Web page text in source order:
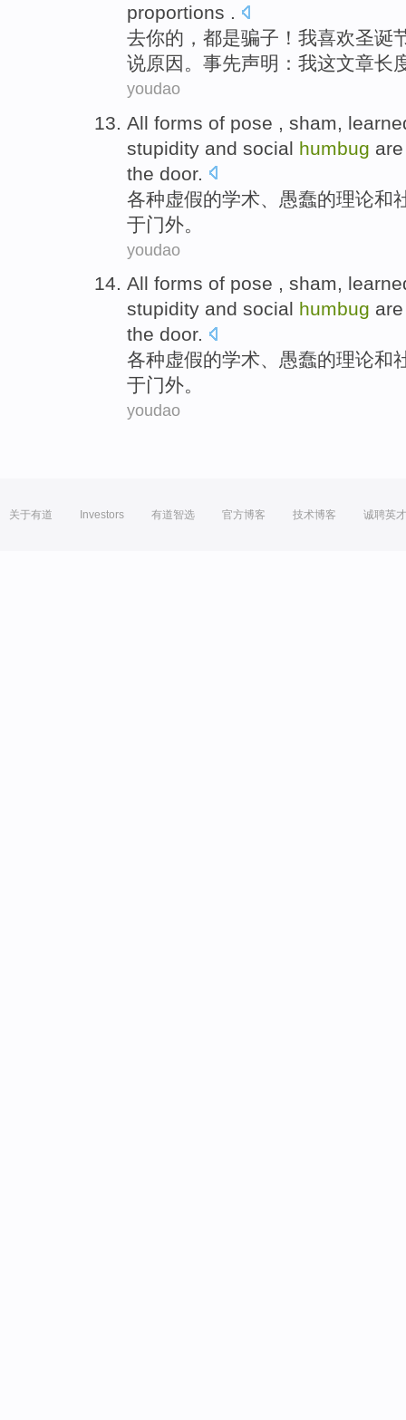
proportions .
去你的，都是骗子 ！ 我喜欢圣诞
说原因 。 事先声明 ：我这文章长
youdao
All forms of pose , sham ,
stupidity and social humbug
the door.
各种虚假的学术 愚蠢的理论和
于门外。
youdao
All forms of pose , sham,
stupidity and social humbug
the door.
各种虚假的学术、 愚蠢的理论和
于门外。
youdao
关于有道 Investors 有道智选 官方博客 技术博客 诚聘英才